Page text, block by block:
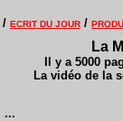
/ ECRIT DU JOUR /
La
Il y a 5000
La vidéo de la
...